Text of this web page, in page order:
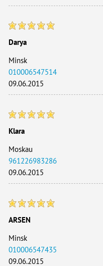
Darya
Minsk
010006547514
09.06.2015
Klara
Moskau
961226983286
09.06.2015
ARSEN
Minsk
010006547435
09.06.2015